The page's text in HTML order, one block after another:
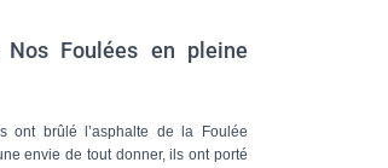
Nos Foulées en pleine
ont brûlé l’asphalte de la Foulée
envie de tout donner, ils ont porté